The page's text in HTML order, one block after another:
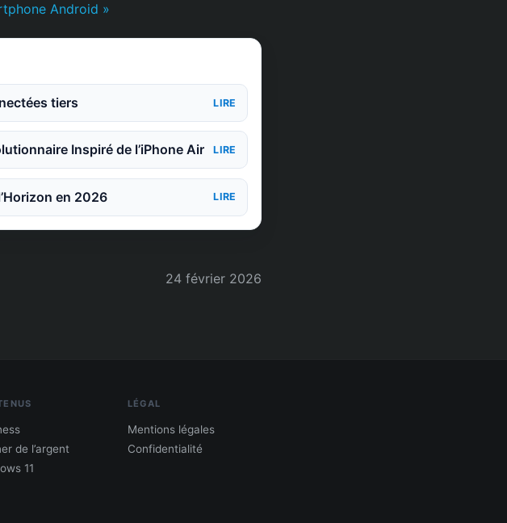
Android »
tiers LIRE
Inspiré de l’iPhone Air LIRE
en 2026 LIRE
24 février 2026
de l’argent
11
LÉGAL
Mentions légales
Confidentialité